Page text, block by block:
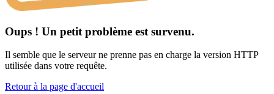
Oups ! Un petit problème est survenu.
Il semble que le serveur ne prenne pas en charge la version HTTP
utilisée dans votre requête.
Retour à la page d'accueil